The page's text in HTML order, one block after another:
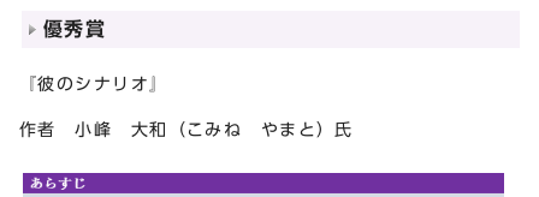
優秀賞
『彼のシナリオ』
作者 小峰 大和（こみね やまと）氏